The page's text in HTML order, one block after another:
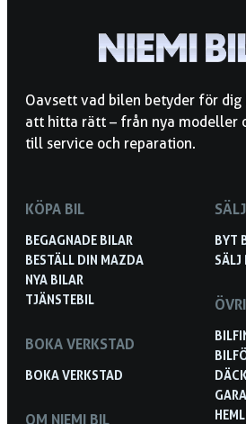
Oavsett vad bilen betyder för dig
att hitta rätt – från nya modeller
till service och reparation.
KÖPA BIL
BEGAGNADE BILAR
BESTÄLL DIN MAZDA
NYA BILAR
TJÄNSTEBIL
BOKA VERKSTAD
BOKA VERKSTAD
OM NIEMI BIL
BYT
SÄLJ